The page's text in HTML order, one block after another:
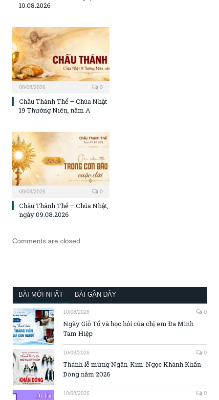
10.08.2026
08/08/2026 0
Chầu Thánh Thể – Chúa Nhật
19 Thường Niên, năm A
08/08/2026 0
Chầu Thánh Thể – Chúa Nhật,
ngày 09.08.2026
Comments are closed.
BÀI MỚI NHẤT BÀI GẦN ĐÂY
10/08/2026 0
Ngày Giỗ Tổ và học hỏi của chị em Đa Minh
Tam Hiệp
10/08/2026 0
Thánh lễ mừng Ngân-Kim-Ngọc Khánh Khấn
Dòng năm 2026
10/08/2026 0